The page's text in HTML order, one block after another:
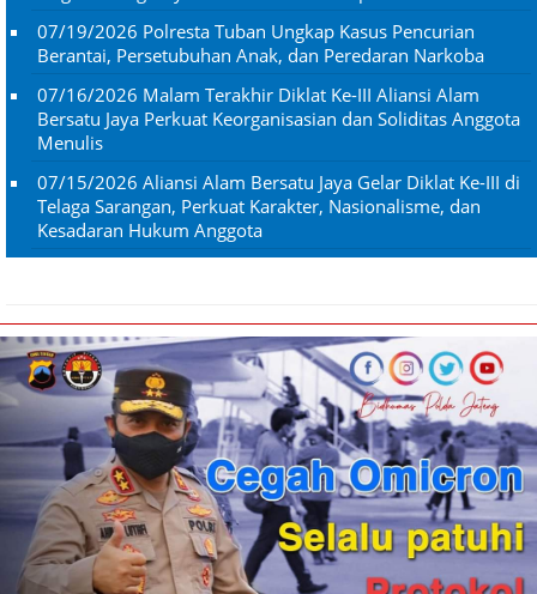
07/19/2026 Polresta Tuban Ungkap Kasus Pencurian
Berantai, Persetubuhan Anak, dan Peredaran Narkoba
07/16/2026 Malam Terakhir Diklat Ke-III Aliansi Alam
Bersatu Jaya Perkuat Keorganisasian dan Soliditas Anggota
Menulis
07/15/2026 Aliansi Alam Bersatu Jaya Gelar Diklat Ke-III di
Telaga Sarangan, Perkuat Karakter, Nasionalisme, dan
Kesadaran Hukum Anggota